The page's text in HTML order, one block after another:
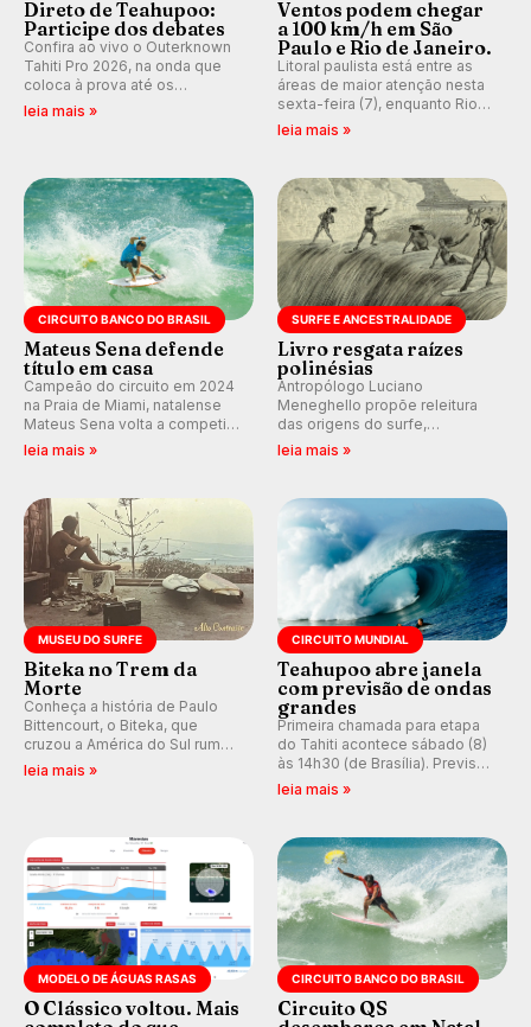
Direto de Teahupoo:
Participe dos debates
Confira ao vivo o Outerknown
Tahiti Pro 2026, na onda que
coloca à prova até os
melhores surfistas do mundo.
leia mais »
Ventos podem chegar
a 100 km/h em São
Paulo e Rio de Janeiro.
Litoral paulista está entre as
áreas de maior atenção nesta
sexta-feira (7), enquanto Rio
de Janeiro também recebe
km/h em Itanhaém.
leia mais »
CIRCUITO BANCO DO BRASIL
Mateus Sena defende
título em casa
Campeão do circuito em 2024
na Praia de Miami, natalense
Mateus Sena volta a competir
em casa em busca de manter a
leia mais »
SURFE E ANCESTRALIDADE
Livro resgata raízes
polinésias
Antropólogo Luciano
Meneghello propõe releitura
das origens do surfe,
resgatando a cultura polinésia
prática em esporte e indústria.
leia mais »
MUSEU DO SURFE
Biteka no Trem da
Morte
Conheça a história de Paulo
Bittencourt, o Biteka, que
cruzou a América do Sul rumo
ao Pacífico em uma jornada
leia mais »
CIRCUITO MUNDIAL
Teahupoo abre janela
com previsão de ondas
grandes
Primeira chamada para etapa
do Tahiti acontece sábado (8)
às 14h30 (de Brasília). Previsão
indica swell consistente.
Kelly Slater convidado.
leia mais »
MODELO DE ÁGUAS RASAS
O Clássico voltou. Mais
CIRCUITO BANCO DO BRASIL
Circuito QS